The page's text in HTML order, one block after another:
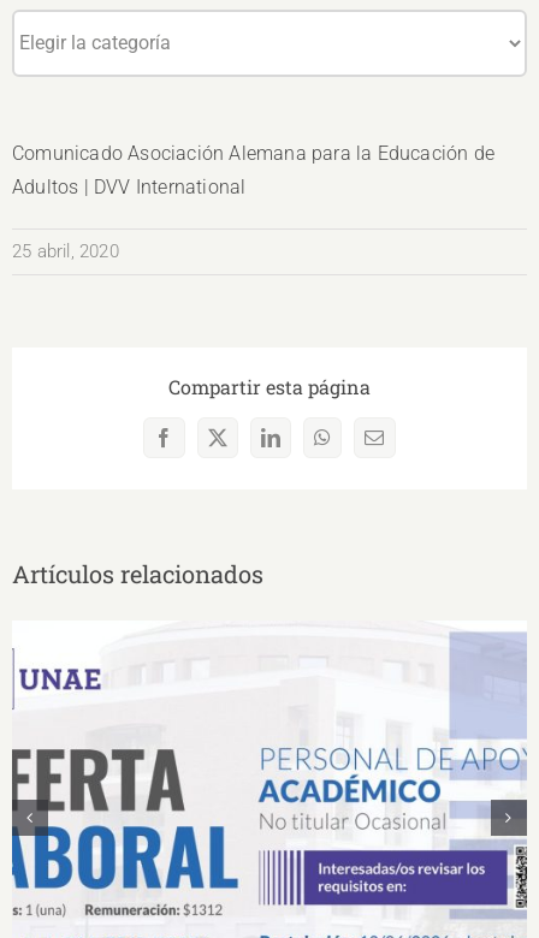
Comunicado Asociación Alemana para la Educación de
Adultos | DVV International
25 abril, 2020
Compartir esta página
Facebook
X LinkedInWhatsAppCorreo
Artículos relacionados
Convocatoria Proceso de Selección de Personal
de Apoyo Académico No Titular Ocasional
Presencial